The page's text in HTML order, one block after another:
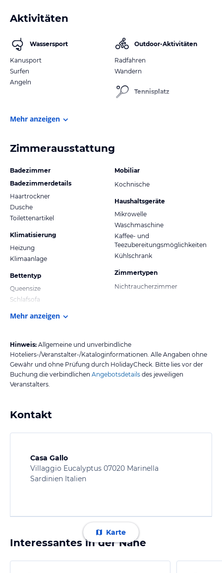
Aktivitäten
Wassersport
Kanusport
Surfen
Angeln
Outdoor-Aktivitäten
Radfahren
Wandern
Tennisplatz
Mehr anzeigen
Zimmerausstattung
Badezimmer
Badezimmerdetails
Haartrockner
Dusche
Toilettenartikel
Klimatisierung
Heizung
Klimaanlage
Bettentyp
Queensize
Schlafsofa
Mobiliar
Kochnische
Haushaltsgeräte
Mikrowelle
Waschmaschine
Kaffee- und
Teezubereitungsmöglichkeiten
Kühlschrank
Zimmertypen
Nichtraucherzimmer
Mehr anzeigen
Hinweis: Allgemeine und unverbindliche
Hoteliers-/Veranstalter-/Kataloginformationen. Alle Angaben ohne
Gewähr und ohne Prüfung durch HolidayCheck. Bitte lies vor der
Buchung die verbindlichen Angebotsdetails des jeweiligen
Veranstalters.
Kontakt
Casa Gallo
Villaggio Eucalyptus 07020 Marinella
Sardinien Italien
Karte
Interessantes in der Nähe